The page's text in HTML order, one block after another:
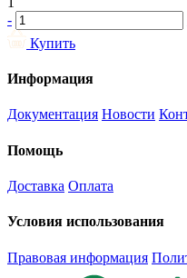
-
Купить
Информация
Документация Новости
Помощь
Доставка Оплата
Условия использования
Правовая информация